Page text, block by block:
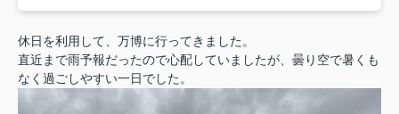
休日を利用して、万博に行ってきました。
直近まで雨予報だったので心配していましたが、曇り空で暑くも
なく過ごしやすい一日でした。